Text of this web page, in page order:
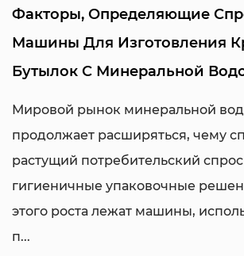
Факторы, Определяющие
Машины Для Изготовления
Бутылок С Минеральной
Мировой рынок минеральной
продолжает расширяться, чему
растущий потребительский
гигиеничные упаковочные
этого роста лежат машины,
п...